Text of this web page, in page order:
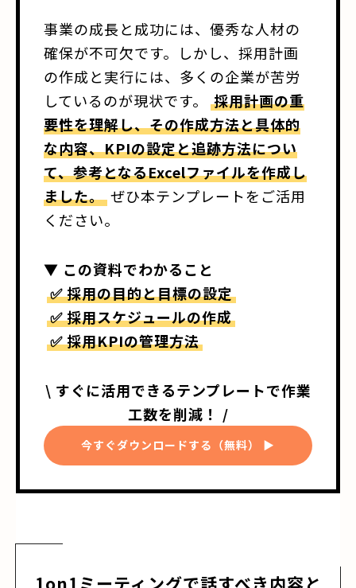
事業の成長と成功には、優秀な人材の
確保が不可欠です。しかし、採用計画
の作成と実行には、多くの企業が苦労
しているのが現状です。
採用計画の重
要性を理解し、その作成方法と具体的
な内容、KPIの設定と追跡方法につい
て、参考となるExcelファイルを作成し
ました。 ぜひ本テンプレートをご活用
ください。
▼ この資料でわかること
✅ 採用の目的と目標の設定
✅ 採用スケジュールの作成
✅ 採用KPIの管理方法
\ すぐに活用できるテンプレートで作業
工数を削減！ /
今すぐダウンロードする（無料） ▶